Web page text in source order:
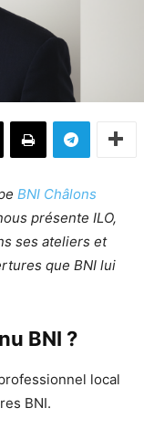
BNI Châlons
présente ILO,
ses ateliers et
que BNI lui
BNI ?
local
BNI.